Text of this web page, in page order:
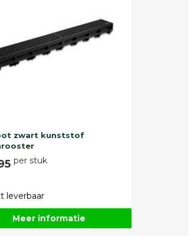
zwart kunststof
per stuk
leverbaar
Meer informatie